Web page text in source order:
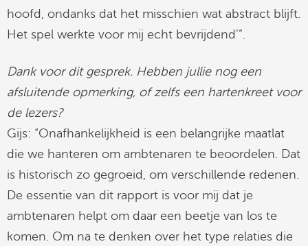
hoofd, ondanks dat het misschien wat abstract blijft.
Het spel werkte voor mij echt bevrijdend’”.
Dank voor dit gesprek. Hebben jullie nog een
afsluitende opmerking, of zelfs een hartenkreet voor
de lezers?
Gijs: “Onafhankelijkheid is een belangrijke maatlat
die we hanteren om ambtenaren te beoordelen. Dat
is historisch zo gegroeid, om verschillende redenen.
De essentie van dit rapport is voor mij dat je
ambtenaren helpt om daar een beetje van los te
komen. Om na te denken over het type relaties die